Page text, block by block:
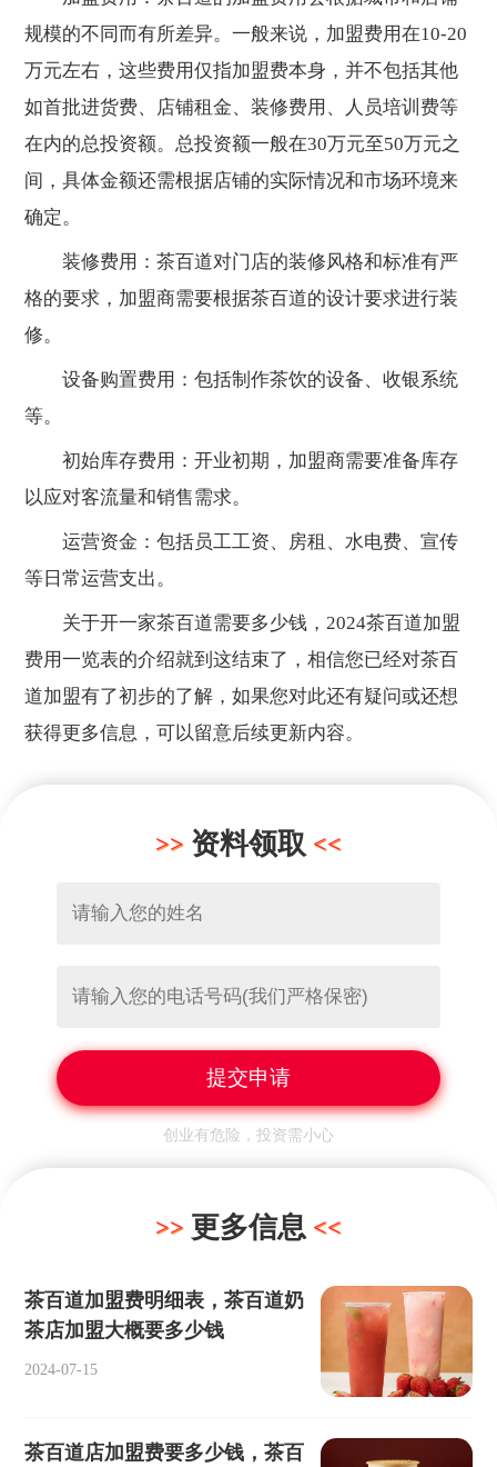
规模的不同而有所差异。一般来说，加盟费用在10-20
万元左右，这些费用仅指加盟费本身，并不包括其他
如首批进货费、店铺租金、装修费用、人员培训费等
在内的总投资额。总投资额一般在30万元至50万元之
间，具体金额还需根据店铺的实际情况和市场环境来
确定。
装修费用：茶百道对门店的装修风格和标准有严
格的要求，加盟商需要根据茶百道的设计要求进行装
修。
设备购置费用：包括制作茶饮的设备、收银系统
等。
初始库存费用：开业初期，加盟商需要准备库存
以应对客流量和销售需求。
运营资金：包括员工工资、房租、水电费、宣传
等日常运营支出。
关于开一家茶百道需要多少钱，2024茶百道加盟
费用一览表的介绍就到这结束了，相信您已经对茶百
道加盟有了初步的了解，如果您对此还有疑问或还想
获得更多信息，可以留意后续更新内容。
资料领取
创业有危险，投资需小心
更多信息
茶百道加盟费明细表，茶百道奶
茶店加盟大概要多少钱
2024-07-15
茶百道店加盟费要多少钱，茶百